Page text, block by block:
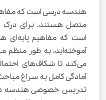
هندسه درسی است که
آموخته‌اید، به طور
می‌کند تا
آمادگی کامل به سراغ